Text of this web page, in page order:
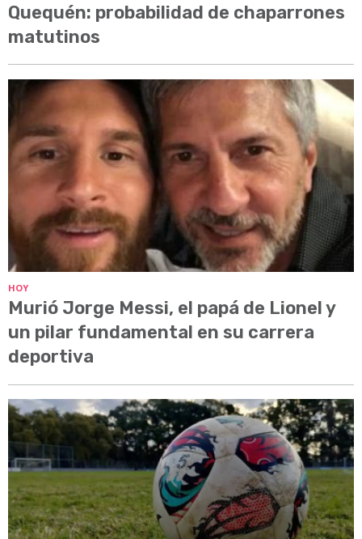
Quequén: probabilidad de chaparrones
matutinos
HOY
Murió Jorge Messi, el papá de Lionel y
un pilar fundamental en su carrera
deportiva